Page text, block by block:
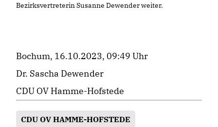
Bezirksvertreterin Susanne Dewender weiter.
Bochum, 16.10.2023, 09:49 Uhr
Dr. Sascha Dewender
CDU OV Hamme-Hofstede
CDU OV HAMME-HOFSTEDE